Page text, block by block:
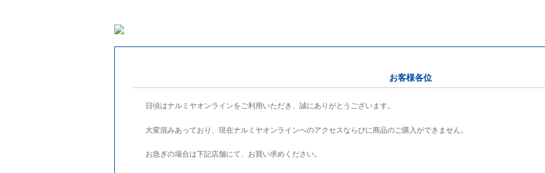
お客様各位
日頃はナルミヤオンラインをご利用いただき、誠にありがとうございます。
大変混みあっており、現在ナルミヤオンラインへのアクセスならびに商品のご購入ができません。
お急ぎの場合は下記店舗にて、お買い求めください。